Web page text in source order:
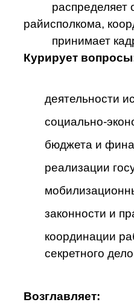
райисполкома,
принимает
Курирует
деятельности
социально-
бюджета и
реализации
законности и
координации
секретного
Возглавляет: